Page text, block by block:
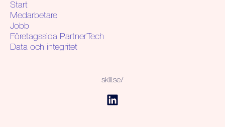
Start
Medarbetare
Jobb
Företagssida PartnerTech
Data och integritet
skill.se/